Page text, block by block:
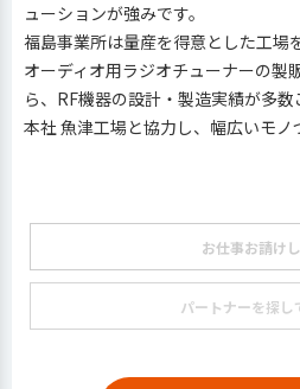
ューションが強みです。
福島事業所は量産を得意とした工場
オーディオ用ラジオチューナーの製
ら、RF機器の設計・製造実績が多数
本社 魚津工場と協力し、幅広いモノ
お仕事お請け
パートナーを探し